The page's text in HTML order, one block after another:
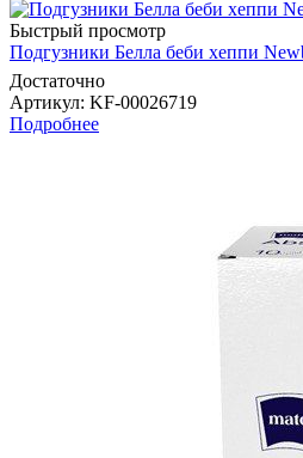
Быстрый просмотр
Подгузники Белла беби хеппи
Достаточно
Артикул: KF-00026719
Подробнее